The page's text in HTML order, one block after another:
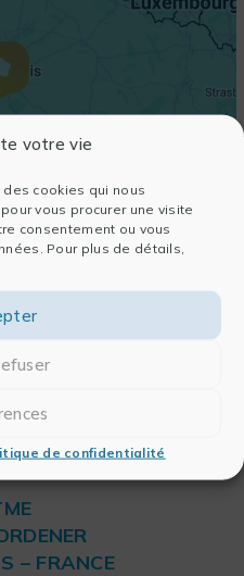
votre vie
cookies qui nous
vous procurer une visite
consentement ou vous
Pour plus de détails,
de confidentialité
– FRANCE